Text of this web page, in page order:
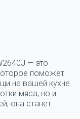
— это
поможет
на вашей кухне.
мяса, но и
она станет